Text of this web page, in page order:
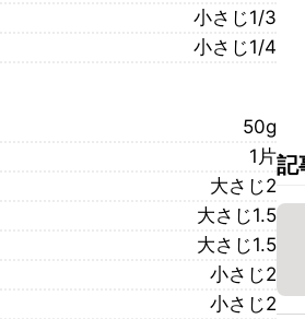
小さじ1/3
小さじ1/4
50g
1片
大さじ2
大さじ1.5
大さじ1.5
小さじ2
小さじ2
記